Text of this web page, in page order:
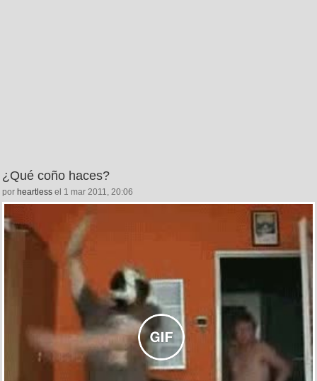
¿Qué coño haces?
por heartless el 1 mar 2011, 20:06